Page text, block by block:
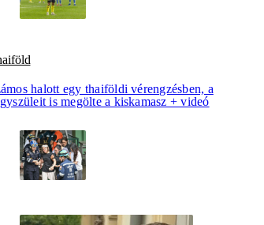
halott egy thaiföldi vérengzésben, a
is megölte a kiskamasz + videó